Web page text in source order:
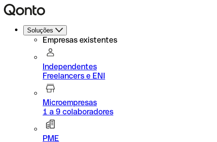
Soluções
Empresas existentes
Independentes
Freelancers e ENI
Microempresas
1 a 9 colaboradores
PME